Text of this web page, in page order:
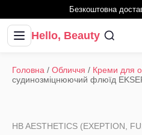
Безкоштовна
Hello, Beauty
Головна / Обличчя / Креми для
судинозміцнюючий флюїд
HB AESTHETICS (EXEPTION,